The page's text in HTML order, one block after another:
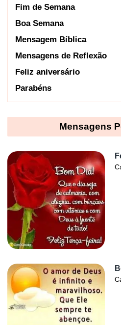
Fim de Semana
Boa Semana
Mensagem Bíblica
Mensagens de Reflexão
Feliz aniversário
Parabéns
Mensagens